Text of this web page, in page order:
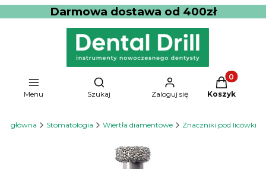
Darmowa dostawa od 400zł
Menu
Otwórz wyszukiwarkę
Szukaj Zaloguj się
Produkty w
Koszyk
główna Stomatologia Wiertła diamentowe Znaczniki pod licówki